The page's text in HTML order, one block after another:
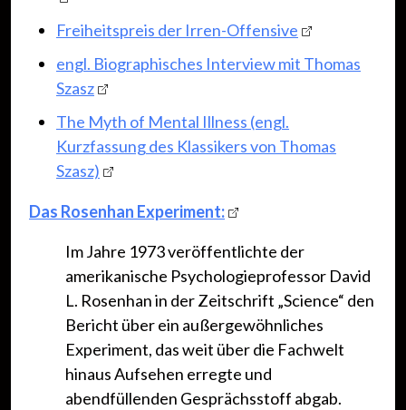
Freiheitspreis der Irren-Offensive
engl. Biographisches Interview mit Thomas
Szasz
The Myth of Mental Illness (engl.
Kurzfassung des Klassikers von Thomas
Szasz)
Das Rosenhan Experiment:
Im Jahre 1973 veröffentlichte der
amerikanische Psychologieprofessor David
L. Rosenhan in der Zeitschrift „Science“ den
Bericht über ein außergewöhnliches
Experiment, das weit über die Fachwelt
hinaus Aufsehen erregte und
abendfüllenden Gesprächsstoff abgab.